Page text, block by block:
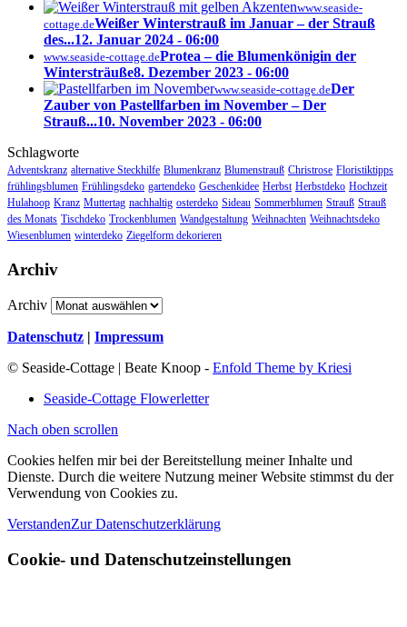
www.seaside-
cottage.deWeißer Winterstrauß im Januar – der Strauß
des...12. Januar 2024 - 06:00
www.seaside-cottage.deProtea – die Blumenkönigin der
Wintersträuße8. Dezember 2023 - 06:00
www.seaside-cottage.deDer
Zauber von Pastellfarben im November – Der
Strauß...10. November 2023 - 06:00
Schlagworte
Adventskranz alternative Steckhilfe Blumenkranz Blumenstrauß Christrose Floristiktipps
frühlingsblumen Frühlingsdeko gartendeko Geschenkidee Herbst Herbstdeko Hochzeit
Hulahoop Kranz Muttertag nachhaltig osterdeko Sideau Sommerblumen Strauß Strauß
des Monats Tischdeko Trockenblumen Wandgestaltung Weihnachten Weihnachtsdeko
Wiesenblumen winterdeko Ziegelform dekorieren
Archiv
Archiv
Datenschutz | Impressum
© Seaside-Cottage | Beate Knoop - Enfold Theme by Kriesi
Seaside-Cottage Flowerletter
Nach oben scrollen
Cookies helfen mir bei der Bereitstellung meiner Inhalte und
Dienste. Durch die weitere Nutzung meiner Website stimmst du der
Verwendung von Cookies zu.
VerstandenZur Datenschutzerklärung
Cookie- und Datenschutzeinstellungen